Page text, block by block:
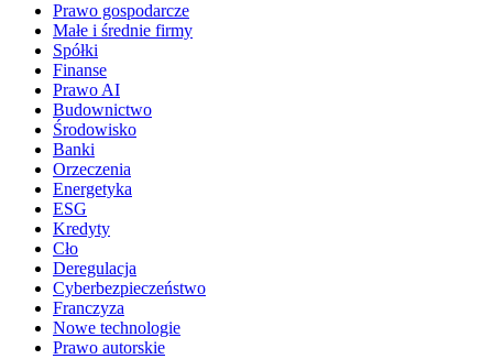
Prawo gospodarcze
Małe i średnie firmy
Spółki
Finanse
Prawo AI
Budownictwo
Środowisko
Banki
Orzeczenia
Energetyka
ESG
Kredyty
Cło
Deregulacja
Cyberbezpieczeństwo
Franczyza
Nowe technologie
Prawo autorskie